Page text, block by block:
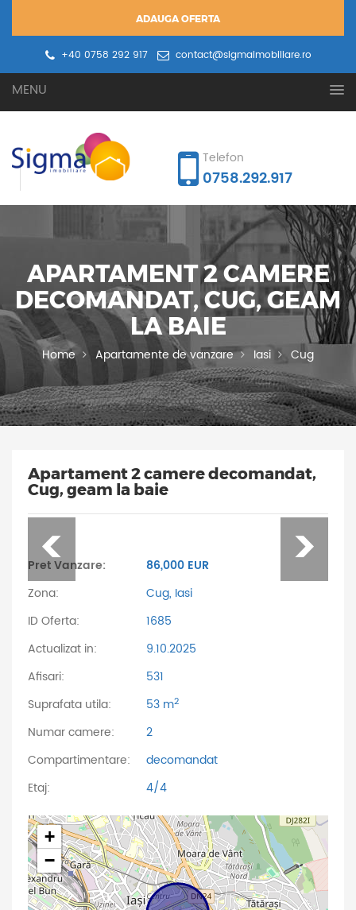
ADAUGA OFERTA
+40 0758 292 917
contact@sigmaimobiliare.ro
MENU
Telefon
0758.292.917
APARTAMENT 2 CAMERE
DECOMANDAT, CUG, GEAM
LA BAIE
Home Apartamente de vanzare Iasi Cug
Apartament 2 camere decomandat,
Cug, geam la baie
Pret Vanzare:
86,000 EUR
Zona:
Cug, Iasi
ID Oferta:
1685
Actualizat in:
9.10.2025
Afisari:
531
Suprafata utila:
53 m2
Numar camere:
2
Compartimentare:
decomandat
Etaj:
4/4
+
−